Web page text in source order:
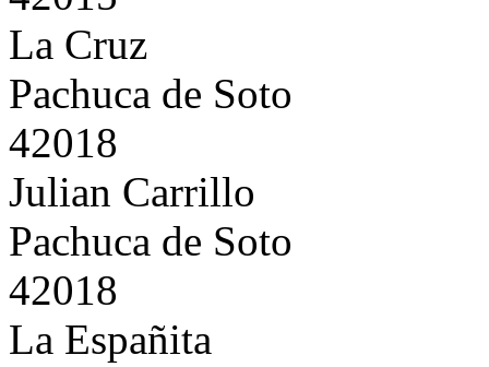
La Cruz
Pachuca de Soto
42018
Julian Carrillo
Pachuca de Soto
42018
La Españita